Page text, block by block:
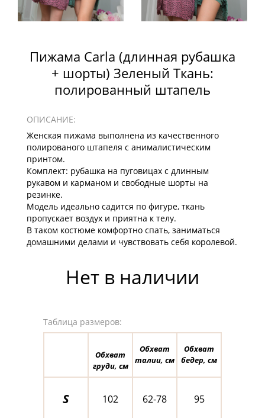
Пижама Carla (длинная рубашка
+ шорты) Зеленый Ткань:
полированный штапель
ОПИСАНИЕ:
Женская пижама выполнена из качественного
полированого штапеля с анималистическим
принтом.
Комплект: рубашка на пуговицах с длинным
рукавом и карманом и свободные шорты на
резинке.
Модель идеально садится по фигуре, ткань
пропускает воздух и приятна к телу.
В таком костюме комфортно спать, заниматься
домашними делами и чувствовать себя королевой.
Нет в наличии
Таблица размеров:
Обхват
груди, см
Обхват
талии, см
Обхват
бедер, см
S 102 62-78 95